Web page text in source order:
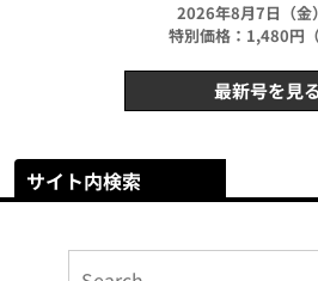
2026年8月7日（金
特別価格：1,480円（
最新号を見
サイト内検索